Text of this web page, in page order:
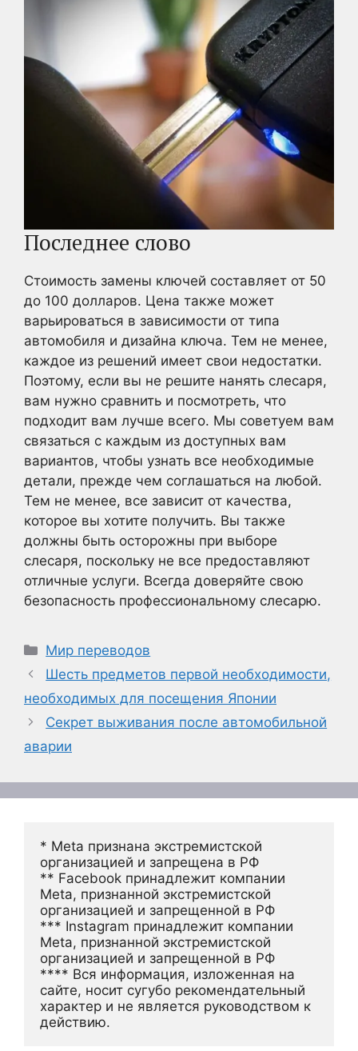
Последнее слово
Стоимость замены ключей составляет от 50
до 100 долларов. Цена также может
варьироваться в зависимости от типа
автомобиля и дизайна ключа. Тем не менее,
каждое из решений имеет свои недостатки.
Поэтому, если вы не решите нанять слесаря,
вам нужно сравнить и посмотреть, что
подходит вам лучше всего. Мы советуем вам
связаться с каждым из доступных вам
вариантов, чтобы узнать все необходимые
детали, прежде чем соглашаться на любой.
Тем не менее, все зависит от качества,
которое вы хотите получить. Вы также
должны быть осторожны при выборе
слесаря, поскольку не все предоставляют
отличные услуги. Всегда доверяйте свою
безопасность профессиональному слесарю.
Рубрики
Мир переводов
Шесть предметов первой необходимости,
необходимых для посещения Японии
Секрет выживания после автомобильной
аварии
* Meta признана экстремистской
организацией и запрещена в РФ
** Facebook принадлежит компании
Meta, признанной экстремистской
организацией и запрещенной в РФ
*** Instagram принадлежит компании
Meta, признанной экстремистской
организацией и запрещенной в РФ
**** Вся информация, изложенная на
сайте, носит сугубо рекомендательный
характер и не является руководством к
действию.